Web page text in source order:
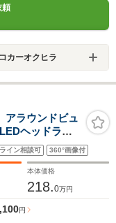
頼
ーオクヒラ
ラウンドビュ
ヘッドラン
ラインドスポ
イン相談可 360°画像付
本体価格
218.0万円
円